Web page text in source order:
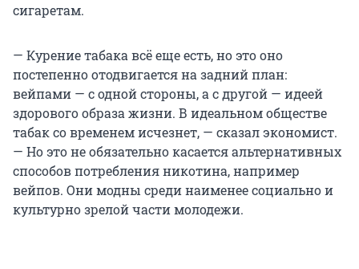
сигаретам.
— Курение табака всё еще есть, но это оно
постепенно отодвигается на задний план:
вейпами — с одной стороны, а с другой — идеей
здорового образа жизни. В идеальном обществе
табак со временем исчезнет, — сказал экономист.
— Но это не обязательно касается альтернативных
способов потребления никотина, например
вейпов. Они модны среди наименее социально и
культурно зрелой части молодежи.